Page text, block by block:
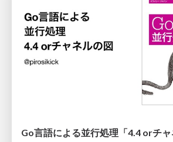
Go言語による並行処理「4.4 orチ